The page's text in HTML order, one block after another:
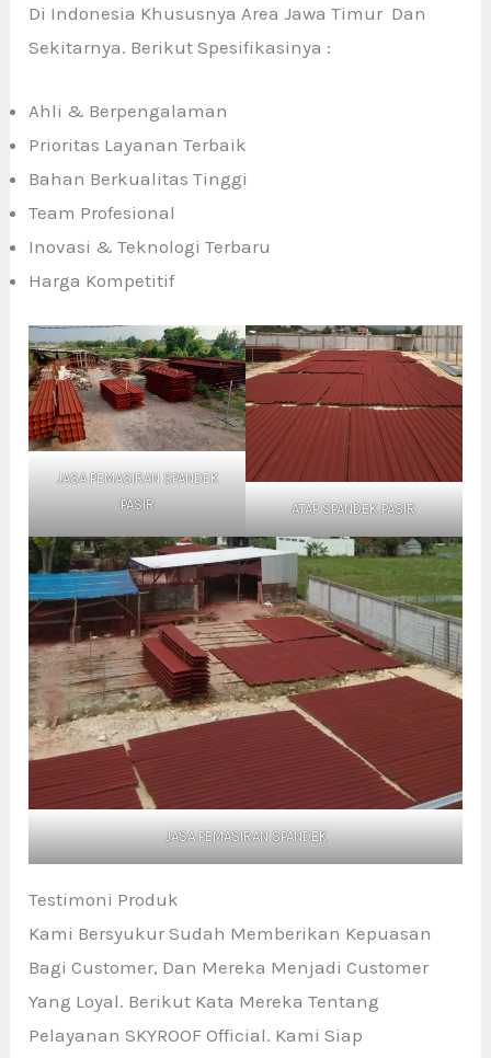
Di Indonesia Khususnya Area Jawa Timur Dan
Sekitarnya. Berikut Spesifikasinya :
Ahli & Berpengalaman
Prioritas Layanan Terbaik
Bahan Berkualitas Tinggi
Team Profesional
Inovasi & Teknologi Terbaru
Harga Kompetitif
JASA PEMASIRAN SPANDEK
PASIR
ATAP SPANDEK PASIR
JASA PEMASIRAN SPANDEK
Testimoni Produk
Kami Bersyukur Sudah Memberikan Kepuasan
Bagi Customer, Dan Mereka Menjadi Customer
Yang Loyal. Berikut Kata Mereka Tentang
Pelayanan SKYROOF Official. Kami Siap